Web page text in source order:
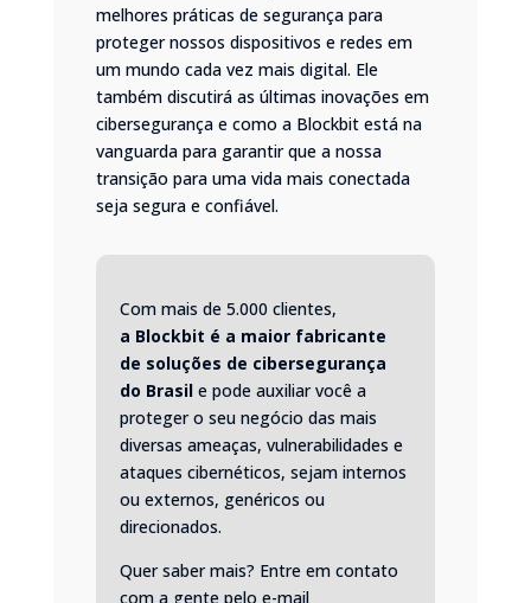
melhores práticas de segurança para
proteger nossos dispositivos e redes em
um mundo cada vez mais digital. Ele
também discutirá as últimas inovações em
cibersegurança e como a Blockbit está na
vanguarda para garantir que a nossa
transição para uma vida mais conectada
seja segura e confiável.
Com mais de 5.000 clientes,
a Blockbit é a maior fabricante
de soluções de cibersegurança
do Brasile pode auxiliar você a
proteger o seu negócio das mais
diversas ameaças, vulnerabilidades e
ataques cibernéticos, sejam internos
ou externos, genéricos ou
direcionados.
Quer saber mais? Entre em contato
com a gente pelo e-mail